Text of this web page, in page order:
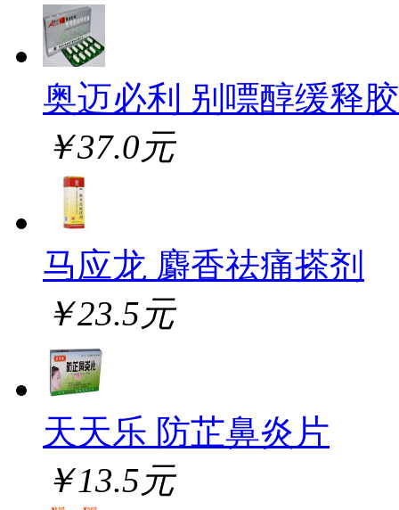
奥迈必利 别嘌醇缓释
￥37.0元
马应龙 麝香祛痛搽剂
￥23.5元
天天乐 防芷鼻炎片
￥13.5元